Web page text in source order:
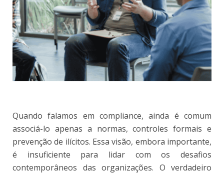
Quando falamos em compliance, ainda é comum
associá-lo apenas a normas, controles formais e
prevenção de ilícitos. Essa visão, embora importante,
é insuficiente para lidar com os desafios
contemporâneos das organizações. O verdadeiro